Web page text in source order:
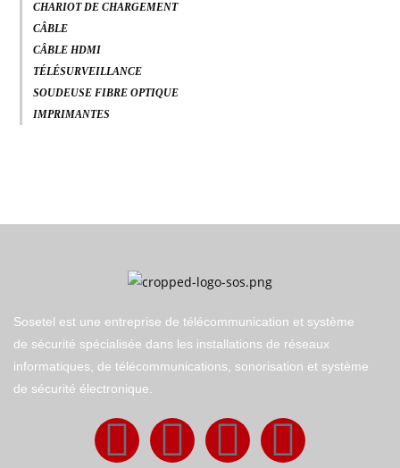
CHARIOT DE CHARGEMENT
CÂBLE
CÂBLE HDMI
TÉLÉSURVEILLANCE
SOUDEUSE FIBRE OPTIQUE
IMPRIMANTES
Sosetel est une entreprise de télécommunication et système
de sécurité spécialisée dans les installations de réseaux
informatiques, de télécommunications, sonorisation et système
de sécurité électronique.